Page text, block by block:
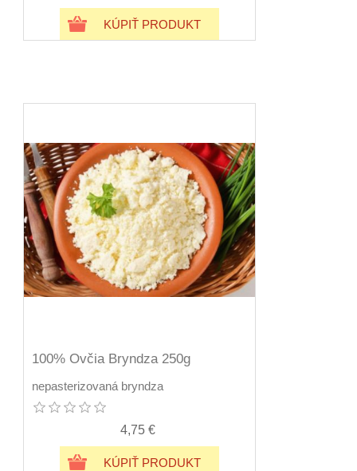
KÚPIŤ PRODUKT
100% Ovčia Bryndza 250g
nepasterizovaná bryndza
4,75 €
KÚPIŤ PRODUKT